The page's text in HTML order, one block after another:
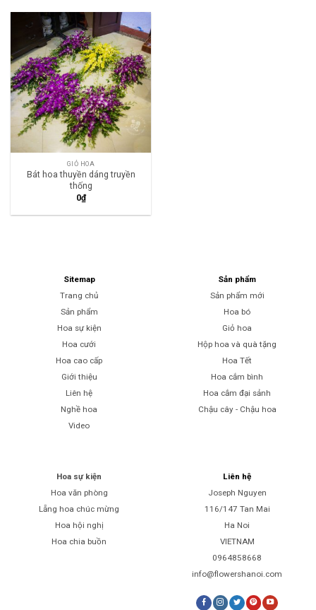
GIỎ HOA
Bát hoa thuyền dáng truyền
thống
0₫
Sitemap
Trang chủ
Sản phẩm
Hoa sự kiện
Hoa cưới
Hoa cao cấp
Giới thiệu
Liên hệ
Nghề hoa
Video
Sản phẩm
Sản phẩm mới
Hoa bó
Giỏ hoa
Hộp hoa và quà tặng
Hoa Tết
Hoa cắm bình
Hoa cắm đại sảnh
Chậu cây - Chậu hoa
Hoa sự kiện
Hoa văn phòng
Lẵng hoa chúc mừng
Hoa hội nghị
Hoa chia buồn
Liên hệ
Joseph Nguyen
116/147 Tan Mai
Ha Noi
VIETNAM
0964858668
info@flowershanoi.com